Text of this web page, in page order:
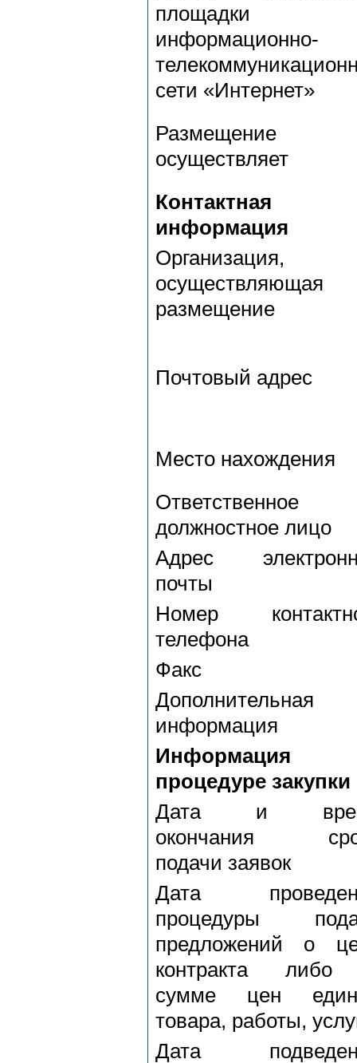
площадки
информационно-
сети «Интернет»
Размещение
осуществляет
Контактная
информация
Организация,
осуществляющая
размещение
Почтовый адрес
Место нахождения
Ответственное
должностное лицо
Адрес
почты
Номер
телефона
Факс
Дополнительная
информация
Информация
процедуре закупки
Дата и
окончания
подачи заявок
Дата
процедуры
предложений о
контракта
сумме цен
товара, работы,
Дата